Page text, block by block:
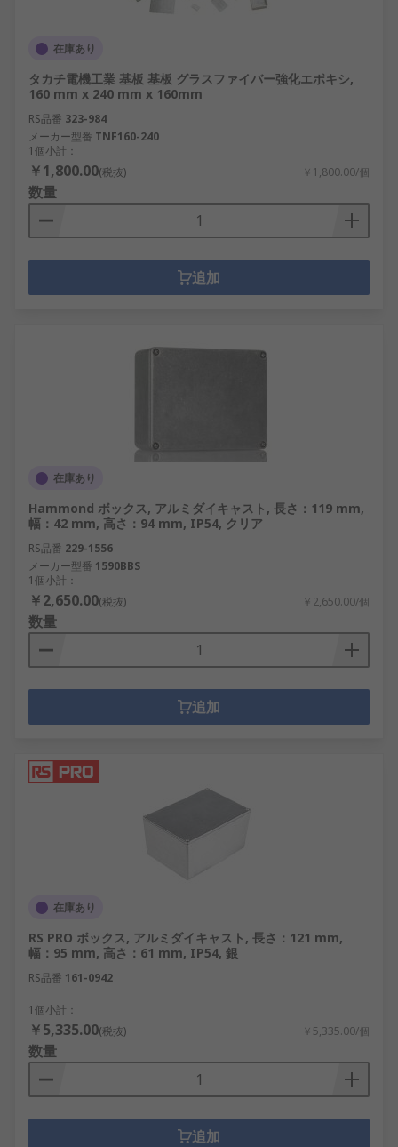
在庫あり
タカチ電機工業 基板 基板 グラスファイバー強化エポキシ,
160 mm x 240 mm x 160mm
RS品番 323-984
メーカー型番 TNF160-240
1個小計：
￥1,800.00(税抜) ￥1,800.00/個
数量
追加
在庫あり
Hammond ボックス, アルミダイキャスト, 長さ：119 mm,
幅：42 mm, 高さ：94 mm, IP54, クリア
RS品番 229-1556
メーカー型番 1590BBS
1個小計：
￥2,650.00(税抜) ￥2,650.00/個
数量
追加
在庫あり
RS PRO ボックス, アルミダイキャスト, 長さ：121 mm,
幅：95 mm, 高さ：61 mm, IP54, 銀
RS品番 161-0942
1個小計：
￥5,335.00(税抜) ￥5,335.00/個
数量
追加